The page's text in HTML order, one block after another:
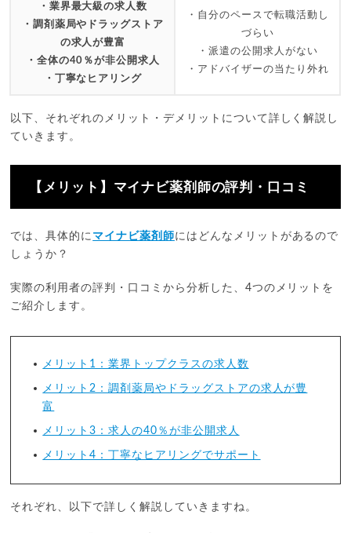
・業界最大級の求人数
・調剤薬局やドラッグストア
の求人が豊富
・全体の40％が非公開求人
・丁寧なヒアリング
・自分のペースで転職活動し
づらい
・派遣の公開求人がない
・アドバイザーの当たり外れ
以下、それぞれのメリット・デメリットについて詳しく解説し
ていきます。
【メリット】マイナビ薬剤師の評判・口コミ
では、具体的に マイナビ薬剤師にはどんなメリットがあるので
しょうか？
実際の利用者の評判・口コミから分析した、4つのメリットを
ご紹介します。
メリット1：業界トップクラスの求人数
メリット2：調剤薬局やドラッグストアの求人が豊
富
メリット3：求人の40％が非公開求人
メリット4：丁寧なヒアリングでサポート
それぞれ、以下で詳しく解説していきますね。